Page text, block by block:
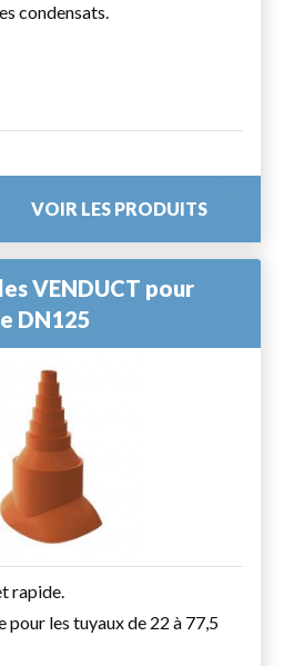
condensats.
VOIR LES PRODUITS
VENDUCT pour
DN125
rapide.
les tuyaux de 22 à 77,5